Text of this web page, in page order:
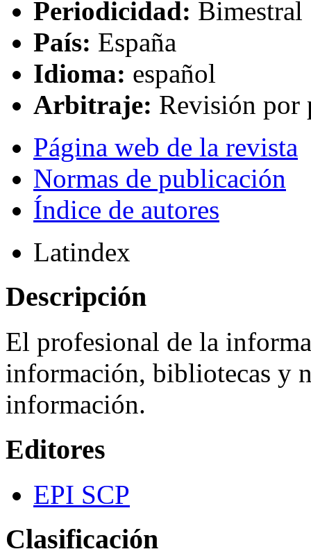
Periodicidad: Bimestral
País: España
Idioma: español
Arbitraje: Revisión por
Página web de la revista
Normas de publicación
Índice de autores
Latindex
Descripción
El profesional de la
información, bibliotecas y
información.
Editores
EPI SCP
Clasificación